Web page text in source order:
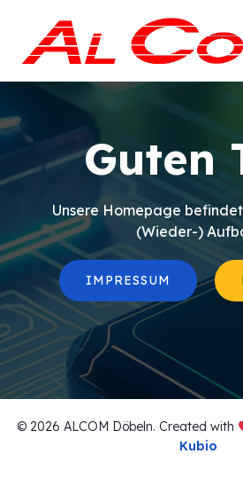
Guten
Unsere Homepage
(Wieder-)
IMPRESSUM
© 2026 ALCOM Döbeln. Created with
Kubio